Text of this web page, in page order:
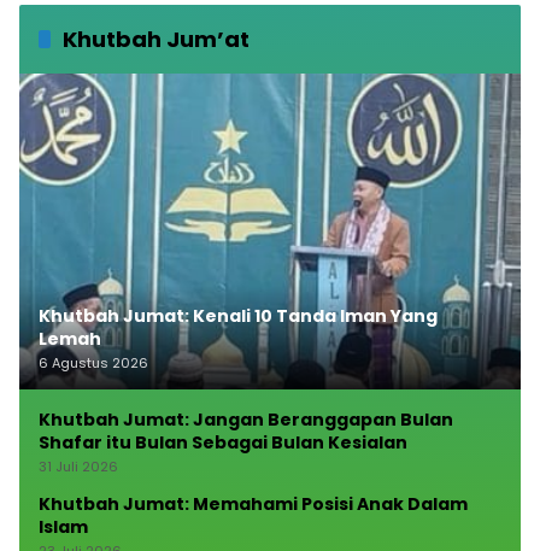
Khutbah Jum’at
Khutbah Jumat: Kenali 10 Tanda Iman Yang
Lemah
6 Agustus 2026
Khutbah Jumat: Jangan Beranggapan Bulan
Shafar itu Bulan Sebagai Bulan Kesialan
31 Juli 2026
Khutbah Jumat: Memahami Posisi Anak Dalam
Islam